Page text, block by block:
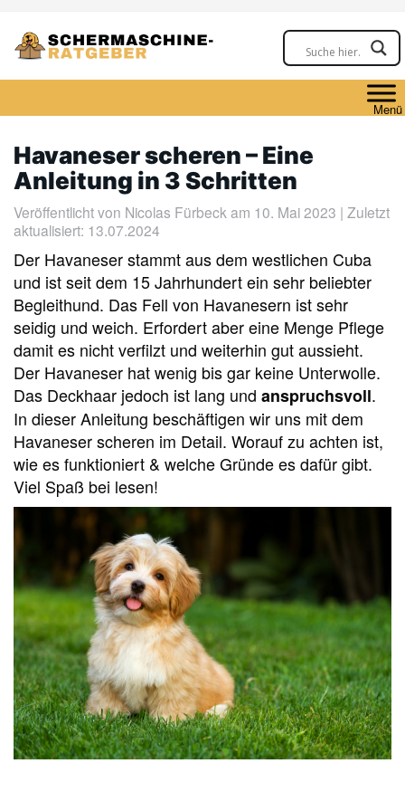
main
content
Menü
Havaneser scheren – Eine
Anleitung in 3 Schritten
Veröffentlicht von Nicolas Fürbeck am 10. Mai 2023 | Zuletzt
aktualisiert: 13.07.2024
Der Havaneser stammt aus dem westlichen Cuba
und ist seit dem 15 Jahrhundert ein sehr beliebter
Begleithund. Das Fell von Havanesern ist sehr
seidig und weich. Erfordert aber eine Menge Pflege
damit es nicht verfilzt und weiterhin gut aussieht.
Der Havaneser hat wenig bis gar keine Unterwolle.
Das Deckhaar jedoch ist lang und anspruchsvoll.
In dieser Anleitung beschäftigen wir uns mit dem
Havaneser scheren im Detail. Worauf zu achten ist,
wie es funktioniert & welche Gründe es dafür gibt.
Viel Spaß bei lesen!